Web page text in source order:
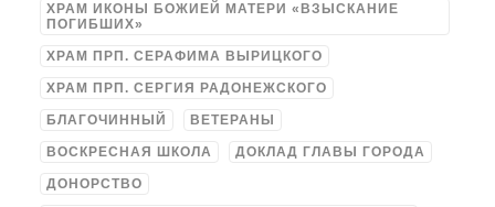
ХРАМ ИКОНЫ БОЖИЕЙ МАТЕРИ «ВЗЫСКАНИЕ
ПОГИБШИХ»
ХРАМ ПРП. СЕРАФИМА ВЫРИЦКОГО
ХРАМ ПРП. СЕРГИЯ РАДОНЕЖСКОГО
БЛАГОЧИННЫЙ ВЕТЕРАНЫ
ВОСКРЕСНАЯ ШКОЛА ДОКЛАД ГЛАВЫ ГОРОДА
ДОНОРСТВО